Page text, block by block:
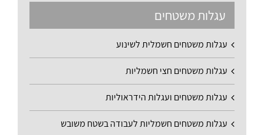
עגלות משטחים
עגלות משטחים חשמלית לשינוע
עגלות משטחים חצי חשמליות
עגלות משטחים ועגלות הידראוליות
עגלות משטחים חשמליות לעבודה בשטח משובש